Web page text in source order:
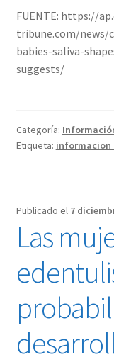
FUENTE: https://
tribune.com/
babies-saliva-
suggests/
Categoría:
Etiqueta: informacion
Publicado el 7
Las